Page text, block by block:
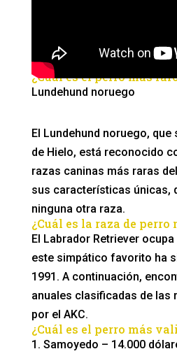
¿Cuál es el perro más
Lundehund noruego
El Lundehund noruego, que
de Hielo, está reconocido
razas caninas más raras
sus características únicas,
ninguna otra raza.
¿Cuál es la raza de perro
El Labrador Retriever
este simpático favorito ha
1991. A continuación,
anuales clasificadas de las
por el AKC.
¿Cuál es el perro más
1. Samoyedo – 14.000